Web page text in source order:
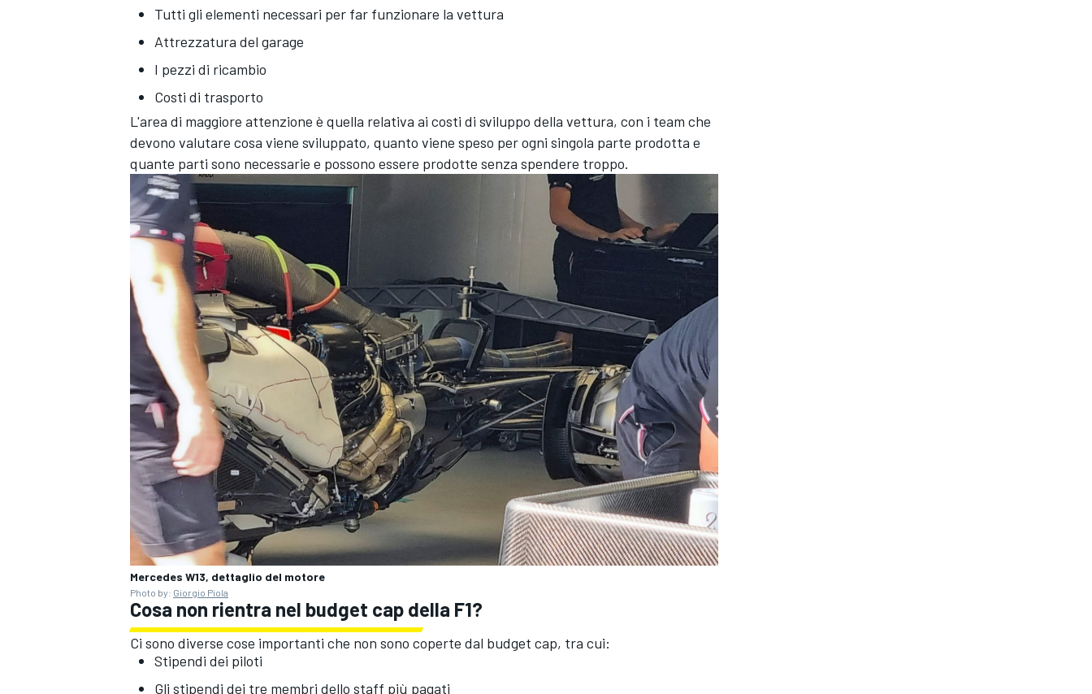
RALLY
Tutti gli elementi necessari per far funzionare la vettura
Attrezzatura del garage
I pezzi di ricambio
Costi di trasporto
L'area di maggiore attenzione è quella relativa ai costi di sviluppo della vettura, con i team che
devono valutare cosa viene sviluppato, quanto viene speso per ogni singola parte prodotta e
quante parti sono necessarie e possono essere prodotte senza spendere troppo.
Mercedes W13, dettaglio del motore
Photo by: Giorgio Piola
Cosa non rientra nel budget cap della F1?
Ci sono diverse cose importanti che non sono coperte dal budget cap, tra cui:
Stipendi dei piloti
Gli stipendi dei tre membri dello staff più pagati